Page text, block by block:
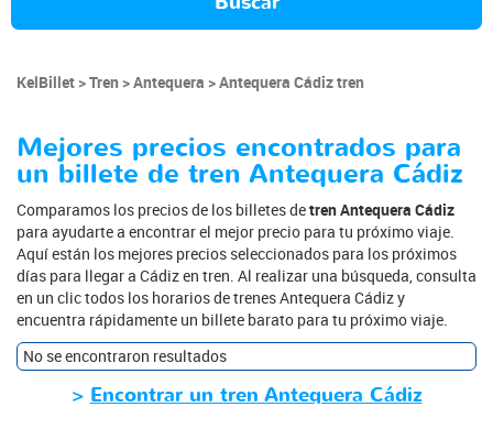
KelBillet Tren Antequera Antequera Cádiz tren
Mejores precios encontrados para
un billete de tren Antequera Cádiz
Comparamos los precios de los billetes detren Antequera Cádiz
para ayudarte a encontrar el mejor precio para tu próximo viaje.
Aquí están los mejores precios seleccionados para los próximos
días para llegar a Cádiz en tren. Al realizar una búsqueda, consulta
en un clic todos los horarios de trenes Antequera Cádiz y
encuentra rápidamente un billete barato para tu próximo viaje.
No se encontraron resultados
> Encontrar un tren Antequera Cádiz